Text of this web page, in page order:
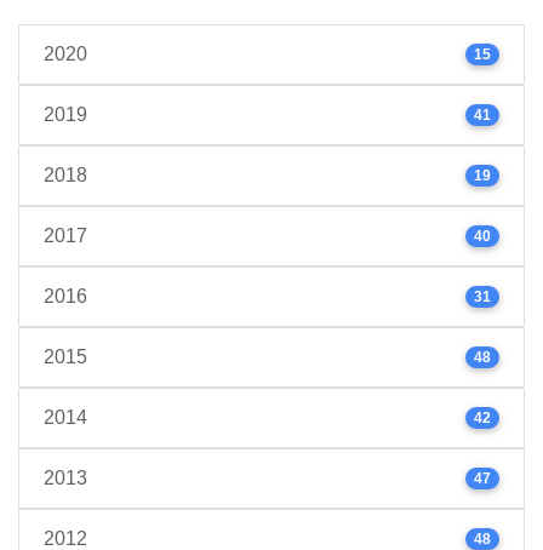
2020 15
2019 41
2018 19
2017 40
2016 31
2015 48
2014 42
2013 47
2012 48